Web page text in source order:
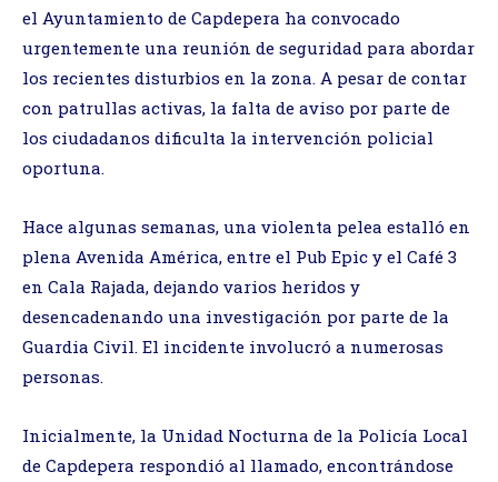
el Ayuntamiento de Capdepera ha convocado
urgentemente una reunión de seguridad para abordar
los recientes disturbios en la zona. A pesar de contar
con patrullas activas, la falta de aviso por parte de
los ciudadanos dificulta la intervención policial
oportuna.
Hace algunas semanas, una violenta pelea estalló en
plena Avenida América, entre el Pub Epic y el Café 3
en Cala Rajada, dejando varios heridos y
desencadenando una investigación por parte de la
Guardia Civil. El incidente involucró a numerosas
personas.
Inicialmente, la Unidad Nocturna de la Policía Local
de Capdepera respondió al llamado, encontrándose